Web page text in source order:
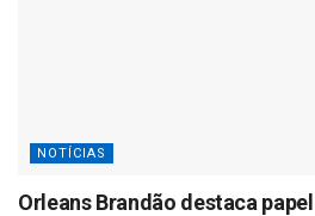
NOTÍCIAS
Orleans Brandão destaca